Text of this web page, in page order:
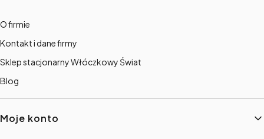
O firmie
Kontakt i dane firmy
Sklep stacjonarny Włóczkowy Świat
Blog
Moje konto